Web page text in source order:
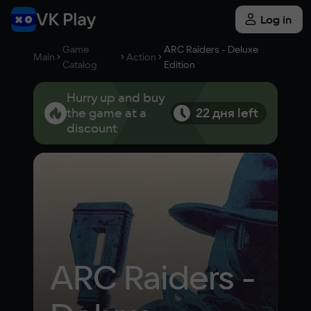
Log in
Main
Game
Catalog
Action
ARC Raiders - Deluxe
Edition
Hurry up and buy
the game at a
discount
22 дня left
ARC Raiders -